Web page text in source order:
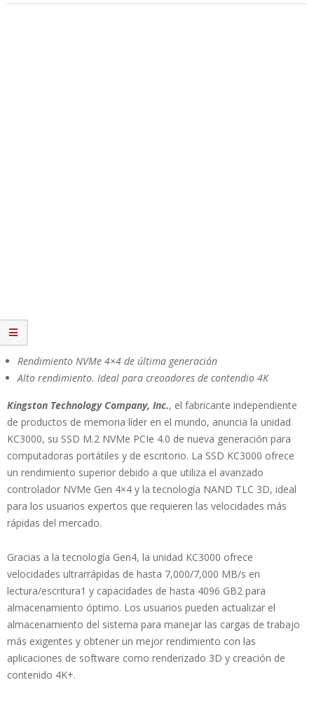
Rendimiento NVMe 4×4 de última generación
Alto rendimiento. Ideal para creoadores de contendio 4K
Kingston Technology Company, Inc., el fabricante independiente
de productos de memoria líder en el mundo, anuncia la unidad
KC3000, su SSD M.2 NVMe PCIe 4.0 de nueva generación para
computadoras portátiles y de escritorio. La SSD KC3000 ofrece
un rendimiento superior debido a que utiliza el avanzado
controlador NVMe Gen 4×4 y la tecnología NAND TLC 3D, ideal
para los usuarios expertos que requieren las velocidades más
rápidas del mercado.
Gracias a la tecnología Gen4, la unidad KC3000 ofrece
velocidades ultrarrápidas de hasta 7,000/7,000 MB/s en
lectura/escritura1 y capacidades de hasta 4096 GB2 para
almacenamiento óptimo. Los usuarios pueden actualizar el
almacenamiento del sistema para manejar las cargas de trabajo
más exigentes y obtener un mejor rendimiento con las
aplicaciones de software como renderizado 3D y creación de
contenido 4K+.